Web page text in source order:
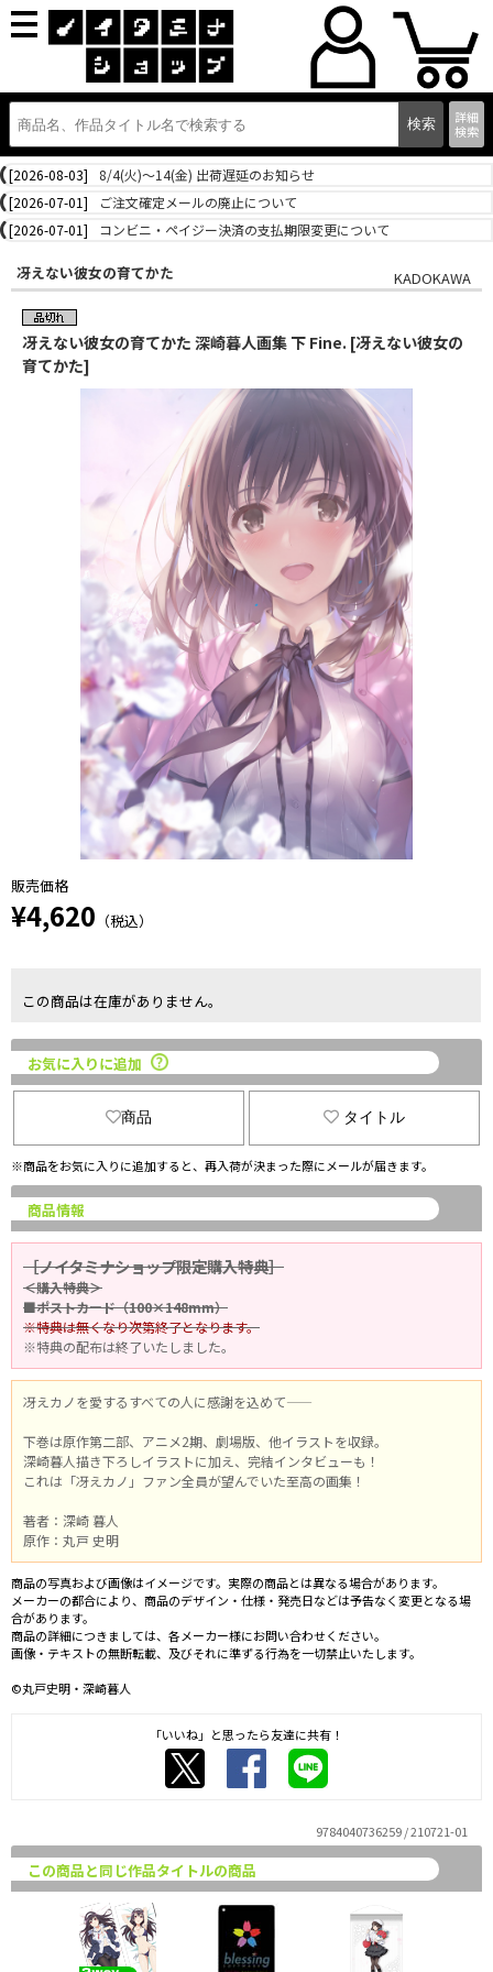
詳細
検索
[2026-08-03]
8/4(火)～14(金) 出荷遅延のお知らせ
[2026-07-01]
ご注文確定メールの廃止について
[2026-07-01]
コンビニ・ペイジー決済の支払期限変更について
冴えない彼女の育てかた KADOKAWA
冴えない彼女の育てかた 深崎暮人画集 下 Fine. [冴えない彼女の
育てかた]
販売価格
¥4,620 （税込）
この商品は在庫がありません。
お気に入りに追加
商品 タイトル
※商品をお気に入りに追加すると、再入荷が決まった際にメールが届きます。
商品情報
［ノイタミナショップ限定購入特典］
＜購入特典＞
■ポストカード（100×148mm）
※特典は無くなり次第終了となります。
※特典の配布は終了いたしました。
冴えカノを愛するすべての人に感謝を込めて――
下巻は原作第二部、アニメ2期、劇場版、他イラストを収録。
深崎暮人描き下ろしイラストに加え、完結インタビューも！
これは「冴えカノ」ファン全員が望んでいた至高の画集！
著者：深崎 暮人
原作：丸戸 史明
商品の写真および画像はイメージです。実際の商品とは異なる場合があります。
メーカーの都合により、商品のデザイン・仕様・発売日などは予告なく変更となる場
合があります。
商品の詳細につきましては、各メーカー様にお問い合わせください。
画像・テキストの無断転載、及びそれに準ずる行為を一切禁止いたします。
©丸戸史明・深崎暮人
「いいね」と思ったら友達に共有！
9784040736259 / 210721-01
この商品と同じ作品タイトルの商品